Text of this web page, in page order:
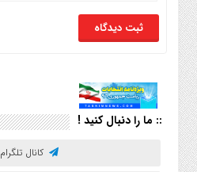
:: ما را دنبال کنید !
کانال تلگرام